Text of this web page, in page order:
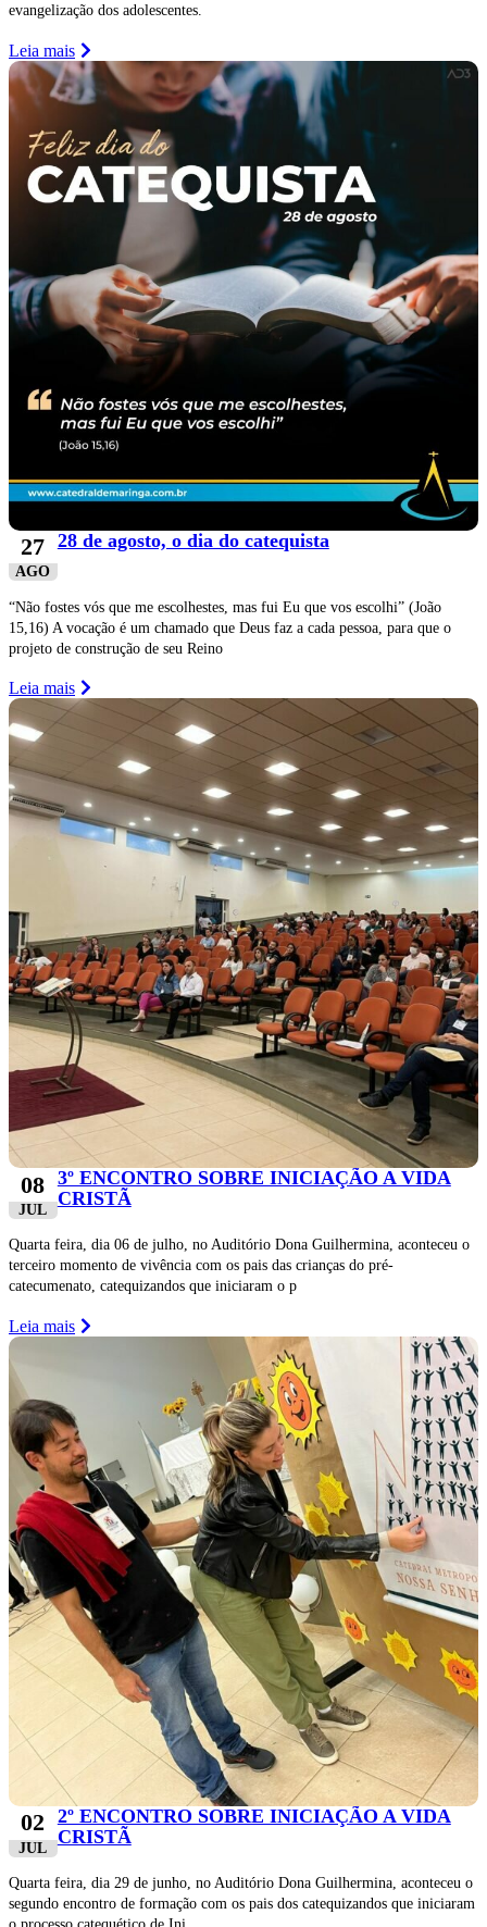
evangelização dos adolescentes.
Leia mais
27
AGO
28 de agosto, o dia do catequista
“Não fostes vós que me escolhestes, mas fui Eu que vos escolhi” (João
15,16) A vocação é um chamado que Deus faz a cada pessoa, para que o
projeto de construção de seu Reino
Leia mais
08
JUL
3º ENCONTRO SOBRE INICIAÇÃO A VIDA
CRISTÃ
Quarta feira, dia 06 de julho, no Auditório Dona Guilhermina, aconteceu o
terceiro momento de vivência com os pais das crianças do pré-
catecumenato, catequizandos que iniciaram o p
Leia mais
02
JUL
2º ENCONTRO SOBRE INICIAÇÃO A VIDA
CRISTÃ
Quarta feira, dia 29 de junho, no Auditório Dona Guilhermina, aconteceu o
segundo encontro de formação com os pais dos catequizandos que iniciaram